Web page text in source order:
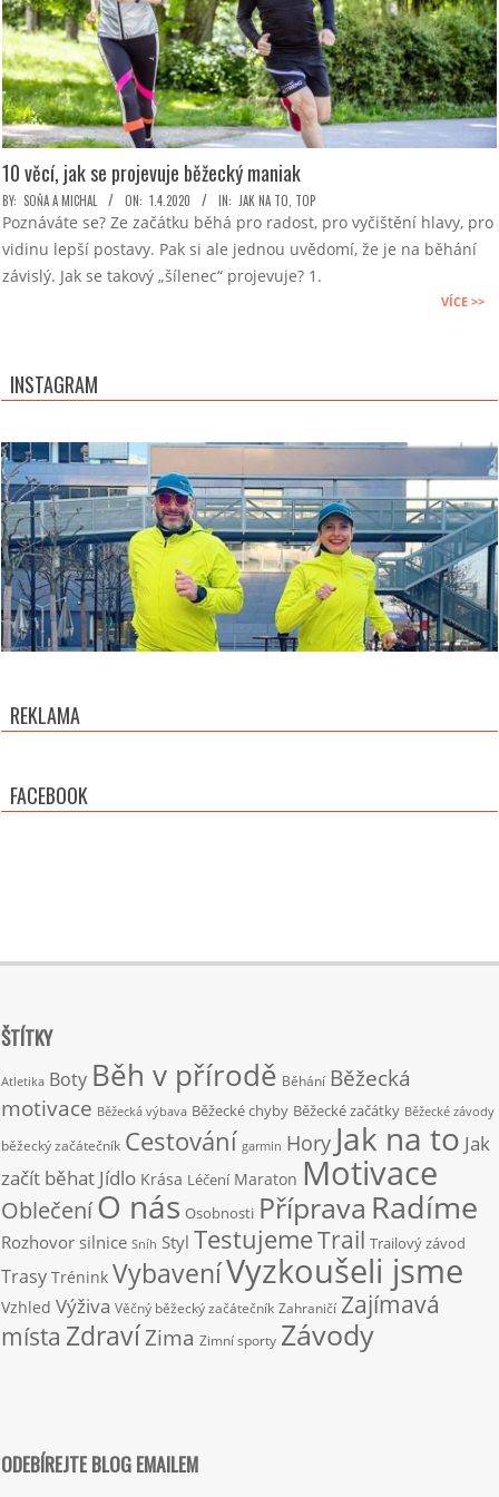
10 věcí, jak se projevuje běžecký maniak
2020-
04-
01
BY: SOŇA A MICHAL ON: 1.4.2020 IN: JAK NA TO TOP
Poznáváte se? Ze začátku běhá pro radost, pro vyčištění hlavy, pro
vidinu lepší postavy. Pak si ale jednou uvědomí, že je na běhání
závislý. Jak se takový „šílenec“ projevuje? 1.
VÍCE >>
INSTAGRAM
REKLAMA
FACEBOOK
ŠTÍTKY
Atletika Boty Běh v přírodě Běhání Běžecká
motivace Běžecká výbava Běžecké chyby Běžecké začátky Běžecké závody
běžecký začátečník Cestování garmin Hory Jak na to Jak
začít běhat Jídlo Krása Léčení Maraton Motivace
OblečeníO nás Osobnosti Příprava Radíme
Rozhovor silnice Sníh Styl TestujemeTrail Trailový závod
Trasy Trénink VybaveníVyzkoušeli jsme
Vzhled Výživa Věčný běžecký začátečník Zahraničí Zajímavá
místa ZdravíZima Zimní sporty Závody
ODEBÍREJTE BLOG EMAILEM